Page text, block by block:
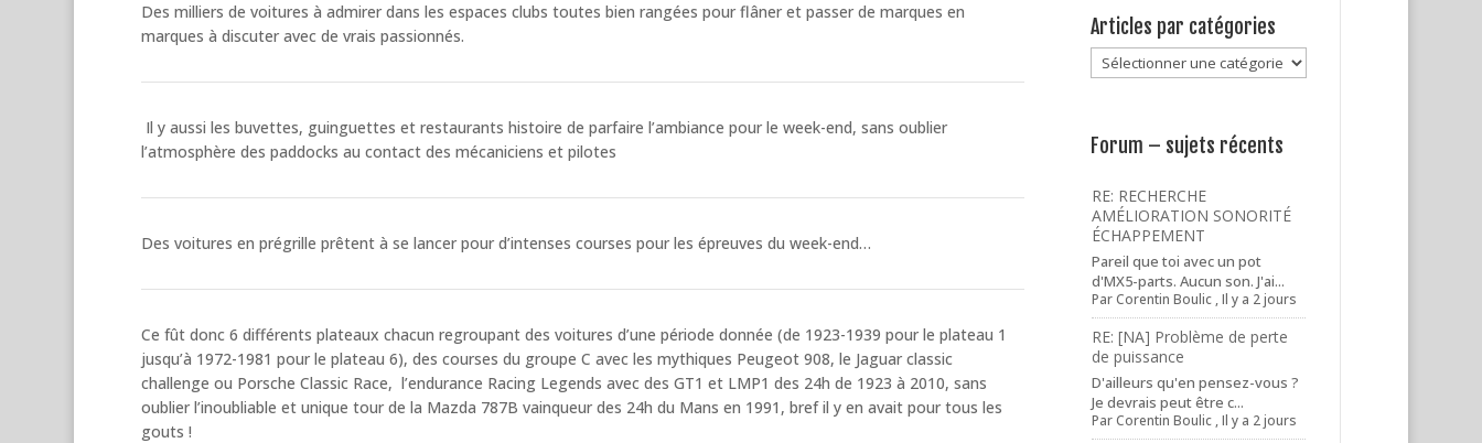
Des milliers de voitures à admirer dans les espaces clubs toutes bien rangées pour flâner et passer de marques en
marques à discuter avec de vrais passionnés.
Il y aussi les buvettes, guinguettes et restaurants histoire de parfaire l’ambiance pour le week-end, sans oublier
l’atmosphère des paddocks au contact des mécaniciens et pilotes
Des voitures en prégrille prêtent à se lancer pour d’intenses courses pour les épreuves du week-end…
Ce fût donc 6 différents plateaux chacun regroupant des voitures d’une période donnée (de 1923-1939 pour le plateau 1
jusqu’à 1972-1981 pour le plateau 6), des courses du groupe C avec les mythiques Peugeot 908, le Jaguar classic
challenge ou Porsche Classic Race, l’endurance Racing Legends avec des GT1 et LMP1 des 24h de 1923 à 2010, sans
oublier l’inoubliable et unique tour de la Mazda 787B vainqueur des 24h du Mans en 1991, bref il y en avait pour tous les
gouts !
Articles par catégories
Articles
par
Forum – sujets récents
RE: RECHERCHE
AMÉLIORATION SONORITÉ
ÉCHAPPEMENT
Pareil que toi avec un pot
d'MX5-parts. Aucun son. J'ai...
ParCorentin Boulic ,Il y a 2 jours
RE: [NA] Problème de perte
de puissance
D'ailleurs qu'en pensez-vous ?
Je devrais peut être c...
ParCorentin Boulic ,Il y a 2 jours